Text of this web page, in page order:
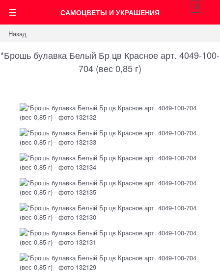
САМОЦВЕТЫ И УКРАШЕНИЯ
0
Назад
*Брошь булавка Белый Бр цв Красное арт. 4049-100-
704 (вес 0,85 г)